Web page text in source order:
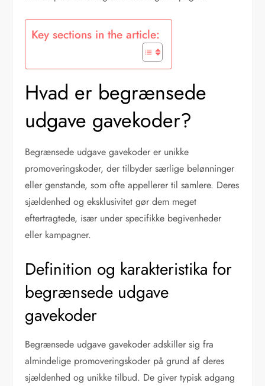
Key sections in the article:
Hvad er begrænsede
udgave gavekoder?
Begrænsede udgave gavekoder er unikke
promoveringskoder, der tilbyder særlige belønninger
eller genstande, som ofte appellerer til samlere. Deres
sjældenhed og eksklusivitet gør dem meget
eftertragtede, især under specifikke begivenheder
eller kampagner.
Definition og karakteristika for
begrænsede udgave
gavekoder
Begrænsede udgave gavekoder adskiller sig fra
almindelige promoveringskoder på grund af deres
sjældenhed og unikke tilbud. De giver typisk adgang